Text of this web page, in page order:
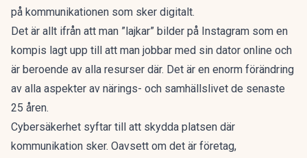
på kommunikationen som sker digitalt.
Det är allt ifrån att man ”lajkar” bilder på Instagram som en
kompis lagt upp till att man jobbar med sin dator online och
är beroende av alla resurser där. Det är en enorm förändring
av alla aspekter av närings- och samhällslivet de senaste
25 åren.
Cybersäkerhet syftar till att skydda platsen där
kommunikation sker. Oavsett om det är företag,